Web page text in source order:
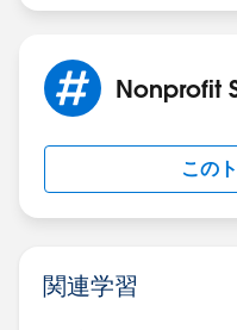
Nonprofit
この
関連学習